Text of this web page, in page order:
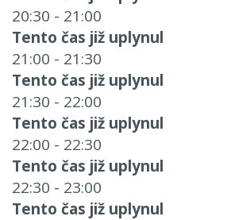
20:30 - 21:00
Tento čas již uplynul
21:00 - 21:30
Tento čas již uplynul
21:30 - 22:00
Tento čas již uplynul
22:00 - 22:30
Tento čas již uplynul
22:30 - 23:00
Tento čas již uplynul